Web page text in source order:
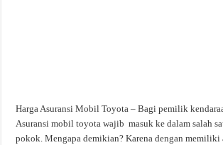
Harga Asuransi Mobil Toyota – Bagi pemilik
Asuransi mobil toyota wajib masuk ke dalam salah
pokok. Mengapa demikian? Karena dengan memiliki